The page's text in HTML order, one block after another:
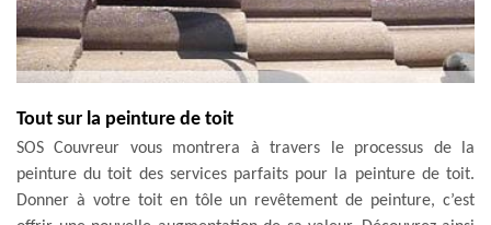
Tout sur la peinture de toit
SOS Couvreur vous montrera à travers le processus de la
peinture du toit des services parfaits pour la peinture de toit.
Donner à votre toit en tôle un revêtement de peinture, c’est